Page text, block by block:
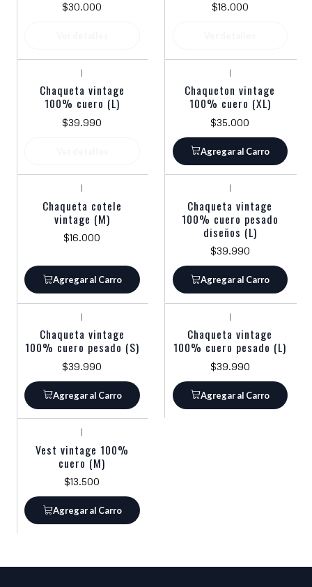
$30.000 $18.000
|
Chaqueta vintage
100% cuero (L)
$39.990
|
Chaqueton vintage
100% cuero (XL)
$35.000
Agregar al Carro
|
Chaqueta cotele
vintage (M)
$16.000
Agregar al Carro
|
Chaqueta vintage
100% cuero pesado
diseños (L)
$39.990
Agregar al Carro
|
Chaqueta vintage
100% cuero pesado (S)
$39.990
Agregar al Carro
|
Chaqueta vintage
100% cuero pesado (L)
$39.990
Agregar al Carro
|
Vest vintage 100%
cuero (M)
$13.500
Agregar al Carro